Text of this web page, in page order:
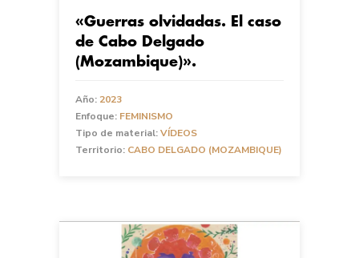
«Guerras olvidadas. El caso
de Cabo Delgado
(Mozambique)».
Año: 2023
Enfoque: FEMINISMO
Tipo de material:VÍDEOS
Territorio: CABO DELGADO (MOZAMBIQUE)